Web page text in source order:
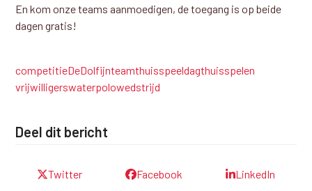
En kom onze teams aanmoedigen, de toegang is op beide
dagen gratis!
competitieDeDolfijnteamthuisspeeldagthuisspelen
vrijwilligerswaterpolowedstrijd
Deel dit bericht
Twitter Facebook LinkedIn